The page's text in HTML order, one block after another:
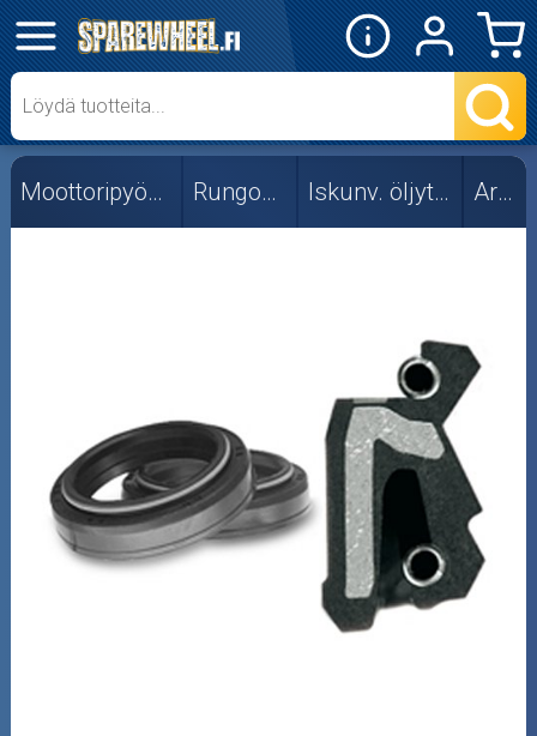
✕
Mopon osat
Skootterin osat
Crossipyörän osat
Mopoauton osat
Mönkijän osat
Puutarha ja metsä
Moottoripyörän osat Rungon osat Iskunv. öljytiivisteet Ariete